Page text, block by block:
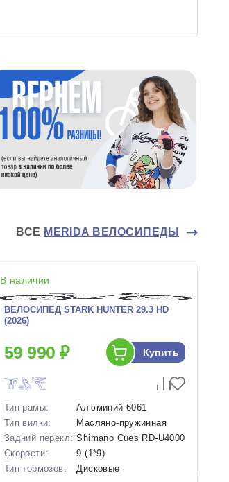
ВСЕ MERIDA ВЕЛОСИПЕДЫ
В наличии
ВЕЛОСИПЕД STARK HUNTER 29.3 HD
(2026)
59 990 ₽ Купить
Тип рамы:
Алюминий 6061
Тип вилки:
Масляно-пружинная
Задний перекл: Shimano Cues RD-U4000
Скорости:
9 (1*9)
Тип тормозов:
Дисковые